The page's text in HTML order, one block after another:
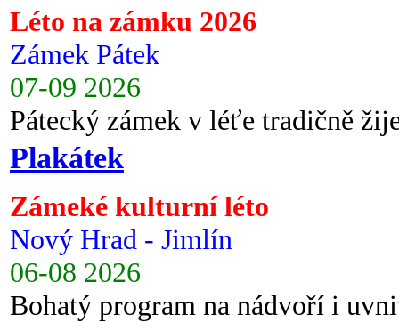
Léto na zámku 2026
Zámek Pátek
07-09 2026
Pátecký zámek v léťe tradičně
Plakátek
Zámeké kulturní léto
Nový Hrad - Jimlín
06-08 2026
Bohatý program na nádvoří i